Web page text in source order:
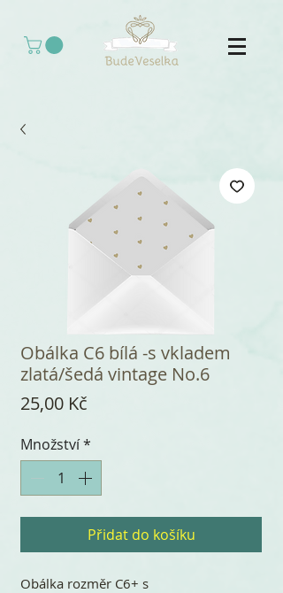
Obálka C6 bílá -s vkladem
zlatá/šedá vintage No.6
25,00 Kč
Množství*
Přidat do košíku
Obálka rozměr C6+ s